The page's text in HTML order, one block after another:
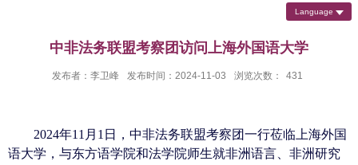
Language
中非法务联盟考察团访问上海外国语大学
发布者：李卫峰 发布时间：2024-11-03 浏览次数： 431
2024年11 月 1 日，中非法务联盟考察团一行莅临上海外国
语大学，与东方语学院和法学院师生就非洲语言、非洲研究